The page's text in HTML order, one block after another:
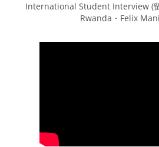
International Student Interview (
Rwanda・Felix